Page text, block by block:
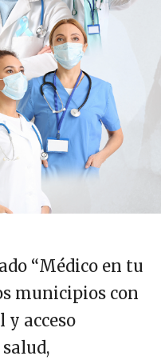
“Médico en tu
municipios con
acceso